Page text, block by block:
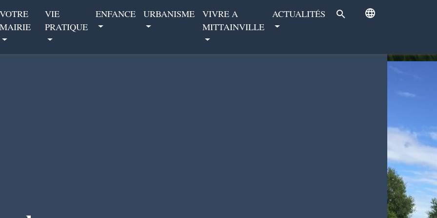
VOTRE
MAIRIE
VIE
PRATIQUE
ENFANCE URBANISME
VIVRE A
MITTAINVILLE
ACTUALITÉS search language